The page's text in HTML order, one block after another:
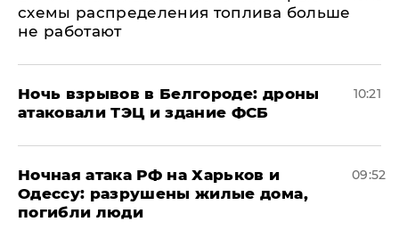
схемы распределения топлива больше
не работают
​Ночь взрывов в Белгороде: дроны
атаковали ТЭЦ и здание ФСБ
10:21
​Ночная атака РФ на Харьков и
Одессу: разрушены жилые дома,
погибли люди
09:52